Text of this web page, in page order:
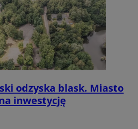
odzyska blask. Miasto
inwestycję